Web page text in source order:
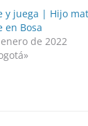
y juega | Hijo
en Bosa
de 2022